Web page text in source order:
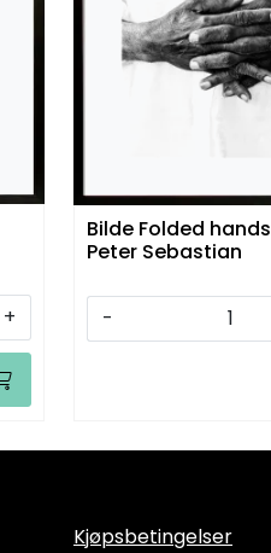
+
Bilde Folded
Peter Sebastian
-
Kjøpsbetingelser